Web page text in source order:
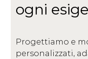
ogni
Progettiamo e
personalizzati,